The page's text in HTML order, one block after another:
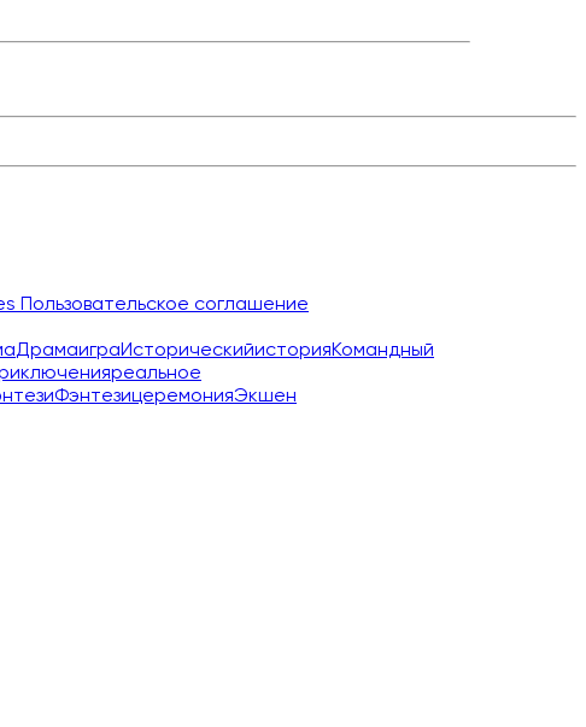
Пользовательское соглашение
ДрамаиграИсторическийисторияКомандный
реальное
ФэнтезицеремонияЭкшен